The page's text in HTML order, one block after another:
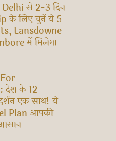
से 2-3 दिन
के लिए चुनें ये 5
Lansdowne
में मिलेगा
देश के 12
दर्शन एक साथ! ये
Plan आपकी
आसान